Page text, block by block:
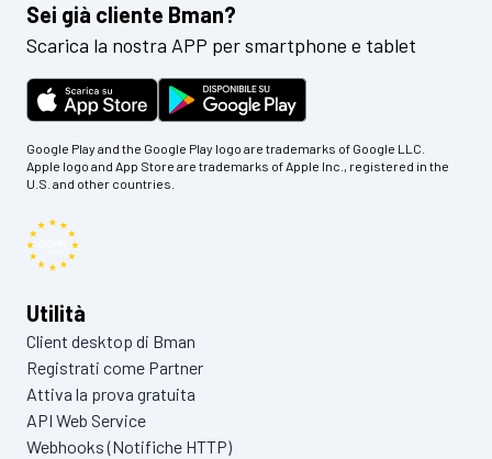
Sei già cliente Bman?
Scarica la nostra APP per smartphone e tablet
Google Play and the Google Play logo are trademarks of Google LLC.
Apple logo and App Store are trademarks of Apple Inc., registered in the
U.S. and other countries.
Utilità
Client desktop di Bman
Registrati come Partner
Attiva la prova gratuita
API Web Service
Webhooks (Notifiche HTTP)